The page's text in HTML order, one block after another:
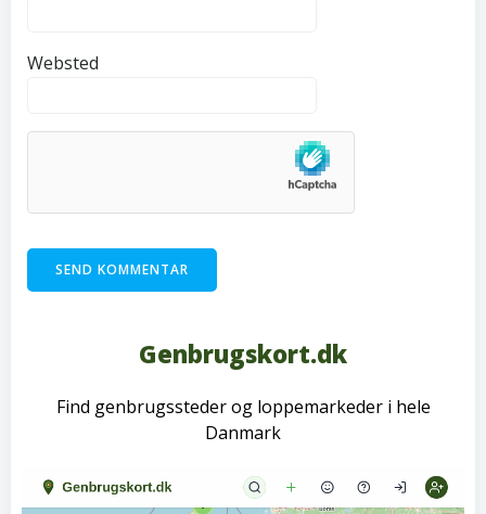
Websted
Genbrugskort.dk
Find genbrugssteder og loppemarkeder i hele
Danmark